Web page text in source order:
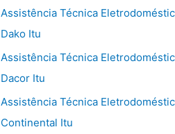
Assistência Técnica
Dako Itu
Assistência Técnica
Dacor Itu
Assistência Técnica
Continental Itu